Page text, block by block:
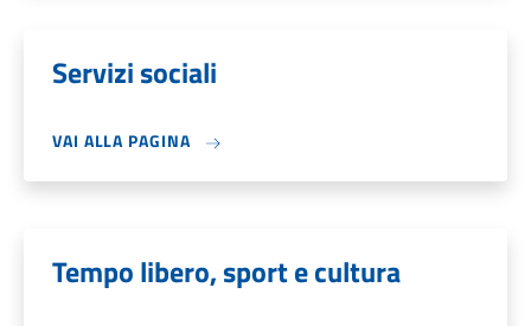
Servizi sociali
VAI ALLA PAGINA
Tempo libero, sport e cultura